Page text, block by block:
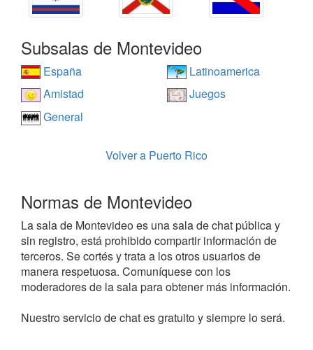
Subsalas de Montevideo
España
Latinoamerica
Amistad
Juegos
General
Volver a Puerto Rico
Normas de Montevideo
La sala de Montevideo es una sala de chat pública y
sin registro, está prohibido compartir información de
terceros. Se cortés y trata a los otros usuarios de
manera respetuosa. Comuníquese con los
moderadores de la sala para obtener más información.
Nuestro servicio de chat es gratuito y siempre lo será.